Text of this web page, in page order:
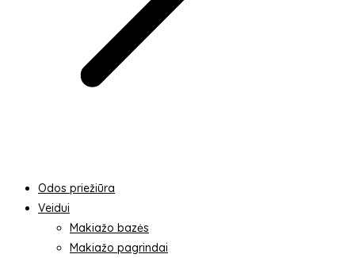
Odos priežiūra
Veidui
Makiažo bazės
Makiažo pagrindai